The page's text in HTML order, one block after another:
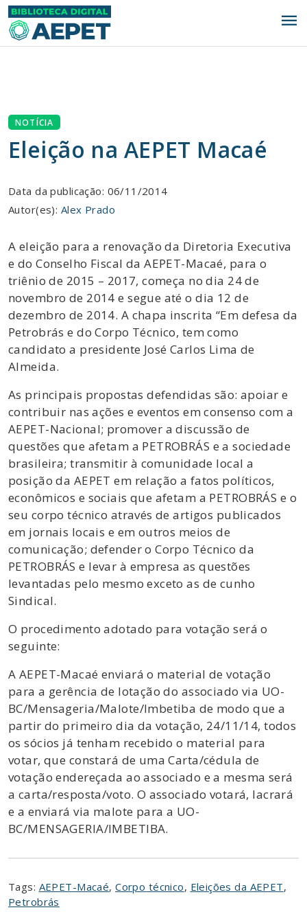
menu
NOTÍCIA
Eleição na AEPET Macaé
Data da publicação: 06/11/2014
Autor(es): Alex Prado
A eleição para a renovação da Diretoria Executiva
e do Conselho Fiscal da AEPET-Macaé, para o
triênio de 2015 – 2017, começa no dia 24 de
novembro de 2014 e segue até o dia 12 de
dezembro de 2014. A chapa inscrita “Em defesa da
Petrobrás e do Corpo Técnico, tem como
candidato a presidente José Carlos Lima de
Almeida.
As principais propostas defendidas são: apoiar e
contribuir nas ações e eventos em consenso com a
AEPET-Nacional; promover a discussão de
questões que afetam a PETROBRÁS e a sociedade
brasileira; transmitir à comunidade local a
posição da AEPET em relação a fatos políticos,
econômicos e sociais que afetam a PETROBRÁS e o
seu corpo técnico através de artigos publicados
em jornais locais e em outros meios de
comunicação; defender o Corpo Técnico da
PETROBRÁS e levar à empresa as questões
levantadas pelo mesmo exceto as de cunho
Sindical.
O procedimento adotado para votação será o
seguinte:
A AEPET-Macaé enviará o material de votação
para a gerência de lotação do associado via UO-
BC/Mensageria/Malote/Imbetiba de modo que a
partir do primeiro dia da votação, 24/11/14, todos
os sócios já tenham recebido o material para
votar, que constará de uma Carta/cédula de
votação endereçada ao associado e a mesma será
a carta/resposta/voto. O associado votará, lacrará
e a enviará via malote para a UO-
BC/MENSAGERIA/IMBETIBA.
Tags: AEPET-Macaé,Corpo técnico, Eleições da AEPET,
Petrobrás